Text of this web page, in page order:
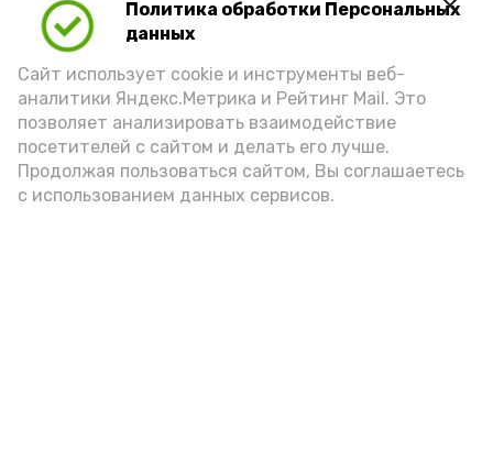
Политика обработки Персональных
данных
Сайт использует cookie и инструменты веб-
аналитики Яндекс.Метрика и Рейтинг Mail. Это
позволяет анализировать взаимодействие
посетителей с сайтом и делать его лучше.
Продолжая пользоваться сайтом, Вы соглашаетесь
с использованием данных сервисов.